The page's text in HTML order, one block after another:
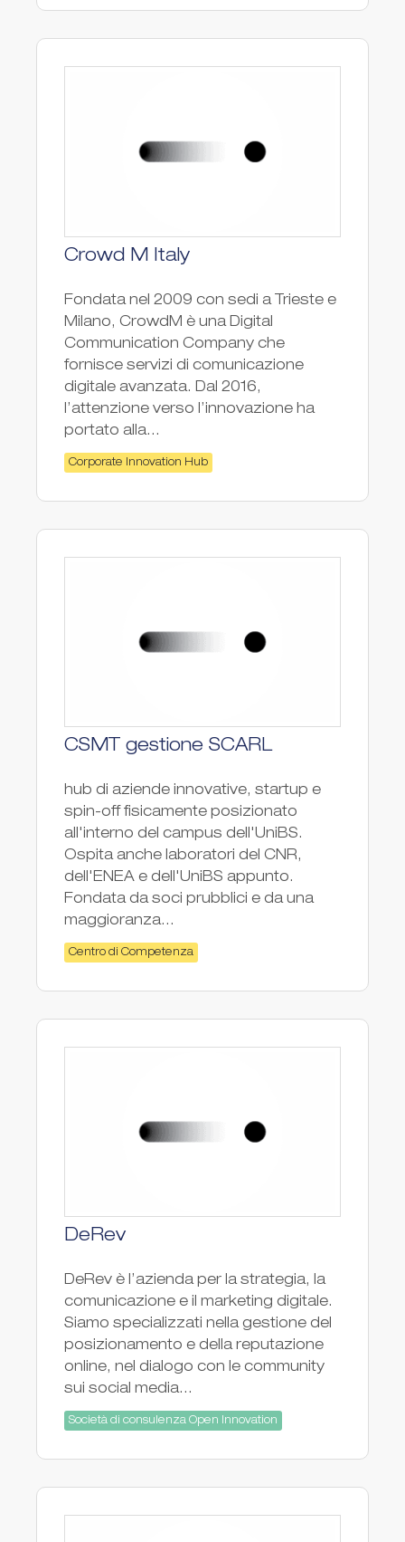
Crowd M Italy
Fondata nel 2009 con sedi a Trieste e
Milano, CrowdM è una Digital
Communication Company che
fornisce servizi di comunicazione
digitale avanzata. Dal 2016,
l’attenzione verso l’innovazione ha
portato alla...
Corporate Innovation Hub
CSMT gestione SCARL
hub di aziende innovative, startup e
spin-off fisicamente posizionato
all'interno del campus dell'UniBS.
Ospita anche laboratori del CNR,
dell'ENEA e dell'UniBS appunto.
Fondata da soci prubblici e da una
maggioranza...
Centro di Competenza
DeRev
DeRev è l’azienda per la strategia, la
comunicazione e il marketing digitale.
Siamo specializzati nella gestione del
posizionamento e della reputazione
online, nel dialogo con le community
sui social media...
Società di consulenza Open Innovation